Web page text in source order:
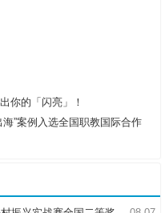
你的「闪亮」！
”案例入选全国职教国际合作